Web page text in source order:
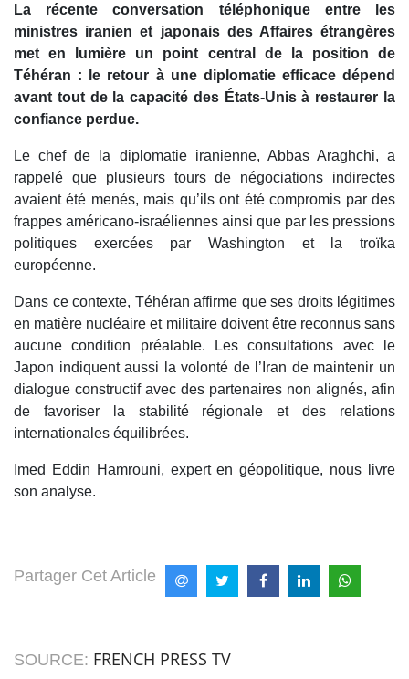
La récente conversation téléphonique entre les
ministres iranien et japonais des Affaires étrangères
met en lumière un point central de la position de
Téhéran : le retour à une diplomatie efficace dépend
avant tout de la capacité des États-Unis à restaurer la
confiance perdue.
Le chef de la diplomatie iranienne, Abbas Araghchi, a
rappelé que plusieurs tours de négociations indirectes
avaient été menés, mais qu’ils ont été compromis par des
frappes américano-israéliennes ainsi que par les pressions
politiques exercées par Washington et la troïka
européenne.
Dans ce contexte, Téhéran affirme que ses droits légitimes
en matière nucléaire et militaire doivent être reconnus sans
aucune condition préalable. Les consultations avec le
Japon indiquent aussi la volonté de l’Iran de maintenir un
dialogue constructif avec des partenaires non alignés, afin
de favoriser la stabilité régionale et des relations
internationales équilibrées.
Imed Eddin Hamrouni, expert en géopolitique, nous livre
son analyse.
Partager Cet Article
SOURCE: FRENCH PRESS TV